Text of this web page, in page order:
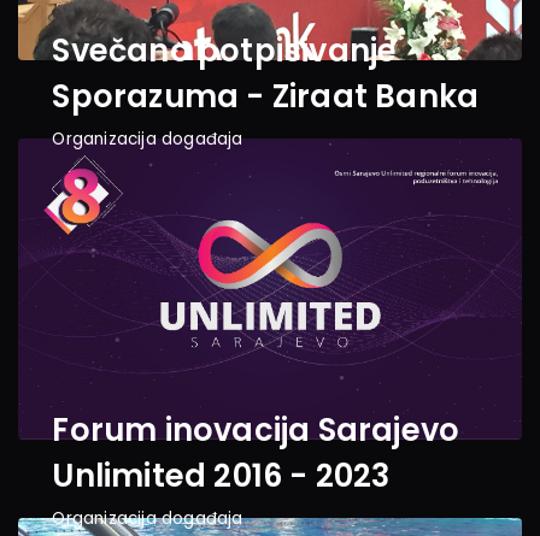
Svečano potpisivanje
Sporazuma - Ziraat Banka
Organizacija događaja
Forum inovacija Sarajevo
Unlimited 2016 - 2023
Organizacija događaja